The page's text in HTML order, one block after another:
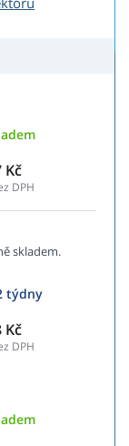
Kč
DPH
skladem.
týdny
Kč
DPH